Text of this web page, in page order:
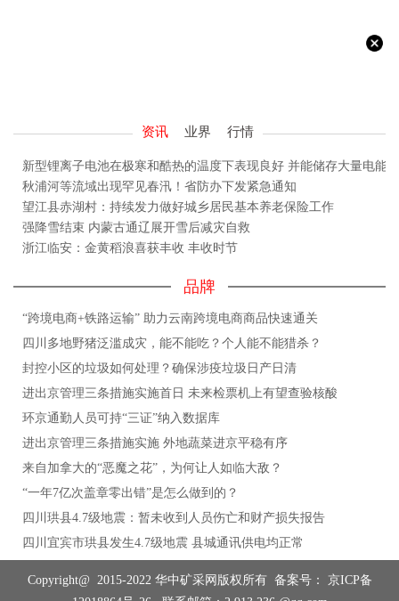
资讯 业界 行情
新型锂离子电池在极寒和酷热的温度下表现良好 并能储存大量电能
秋浦河等流域出现罕见春汛！省防办下发紧急通知
望江县赤湖村：持续发力做好城乡居民基本养老保险工作
强降雪结束 内蒙古通辽展开雪后减灾自救
浙江临安：金黄稻浪喜获丰收 丰收时节
品牌
“跨境电商+铁路运输” 助力云南跨境电商商品快速通关
四川多地野猪泛滥成灾，能不能吃？个人能不能猎杀？
封控小区的垃圾如何处理？确保涉疫垃圾日产日清
进出京管理三条措施实施首日 未来检票机上有望查验核酸
环京通勤人员可持“三证”纳入数据库
进出京管理三条措施实施 外地蔬菜进京平稳有序
来自加拿大的“恶魔之花”，为何让人如临大敌？
“一年7亿次盖章零出错”是怎么做到的？
四川珙县4.7级地震：暂未收到人员伤亡和财产损失报告
四川宜宾市珙县发生4.7级地震 县城通讯供电均正常
Copyright@ 2015-2022 华中矿采网版权所有 备案号： 京ICP备